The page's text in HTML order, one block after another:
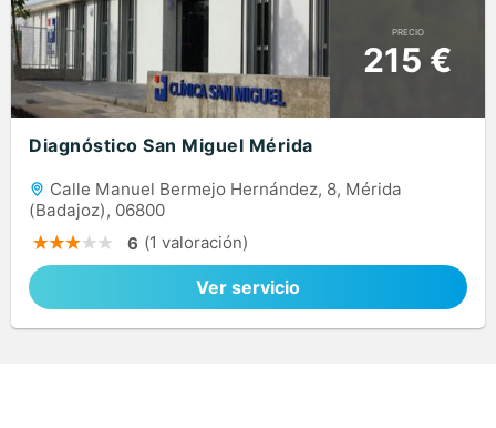
PRECIO
215 €
Diagnóstico San Miguel Mérida
Calle Manuel Bermejo Hernández, 8, Mérida
(Badajoz), 06800
6 (1 valoración)
Ver servicio